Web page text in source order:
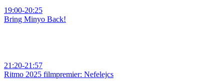
19:00-20:25
Bring Minyo Back!
21:20-21:57
Ritmo 2025 filmpremier: Nefelejcs